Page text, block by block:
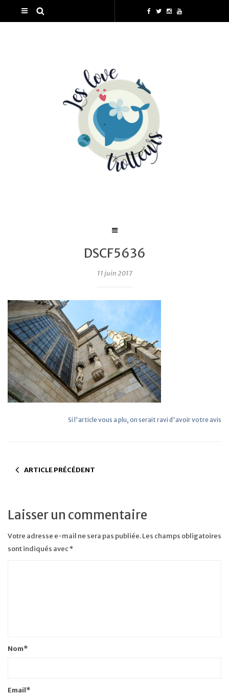
DSCF5636
11 juin 2017
Si l'article vous a plu, on serait ravi d'avoir votre avis
ARTICLE PRÉCÉDENT
Laisser un commentaire
Votre adresse e-mail ne sera pas publiée.Les champs obligatoires
sont indiqués avec*
Nom*
Email*